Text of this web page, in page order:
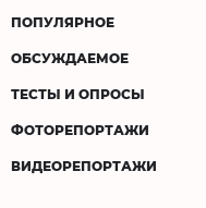
ПОПУЛЯРНОЕ
ОБСУЖДАЕМОЕ
ТЕСТЫ И ОПРОСЫ
ФОТОРЕПОРТАЖИ
ВИДЕОРЕПОРТАЖИ